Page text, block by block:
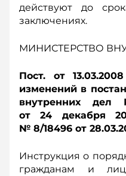
действуют до
заключениях.
МИНИСТЕРСТВО
Пост. от
изменений в
внутренних дел
от 24 декабря
№ 8/18496 от
Инструкция о
гражданам и